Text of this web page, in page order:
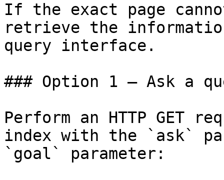
If the exact page
retrieve the
query interface.
### Option 1 — Ask a
Perform an HTTP GET
index with the `ask`
`goal` parameter: